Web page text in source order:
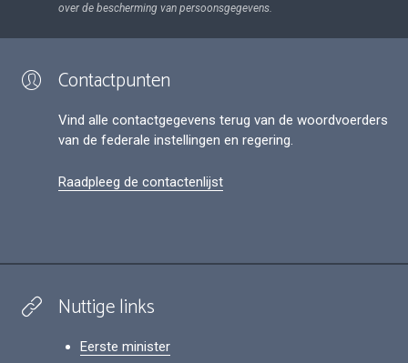
over de bescherming van persoonsgegevens.
Contactpunten
Vind alle contactgegevens terug van de woordvoerders
van de federale instellingen en regering.
Raadpleeg de contactenlijst
Nuttige links
Eerste minister